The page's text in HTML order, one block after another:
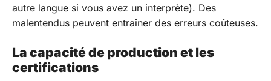
autre langue si vous avez un interprète). Des
malentendus peuvent entraîner des erreurs coûteuses.
La capacité de production et les
certifications